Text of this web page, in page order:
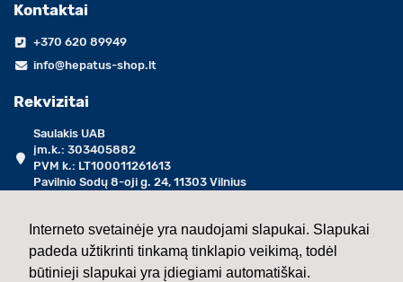
Interneto svetainėje yra naudojami slapukai. Slapukai
padeda užtikrinti tinkamą tinklapio veikimą, todėl
būtinieji slapukai yra įdiegiami automatiškai.
Kontaktai
+370 620 89949
info@hepatus-shop.lt
Rekvizitai
Saulakis UAB
įm.k.: 303405882
PVM k.: LT100011261613
Pavilnio Sodų 8-oji g. 24, 11303 Vilnius
2013 - 2026 ©Saulakis UAB